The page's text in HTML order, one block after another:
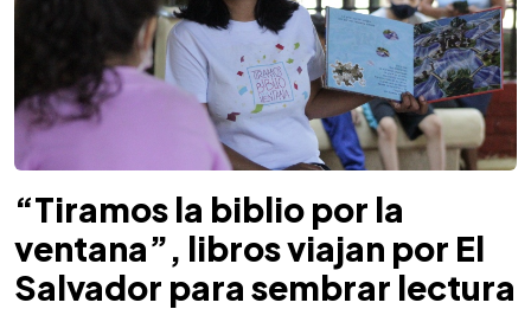
“Tiramos la biblio por la
ventana”, libros viajan por El
Salvador para sembrar lectura